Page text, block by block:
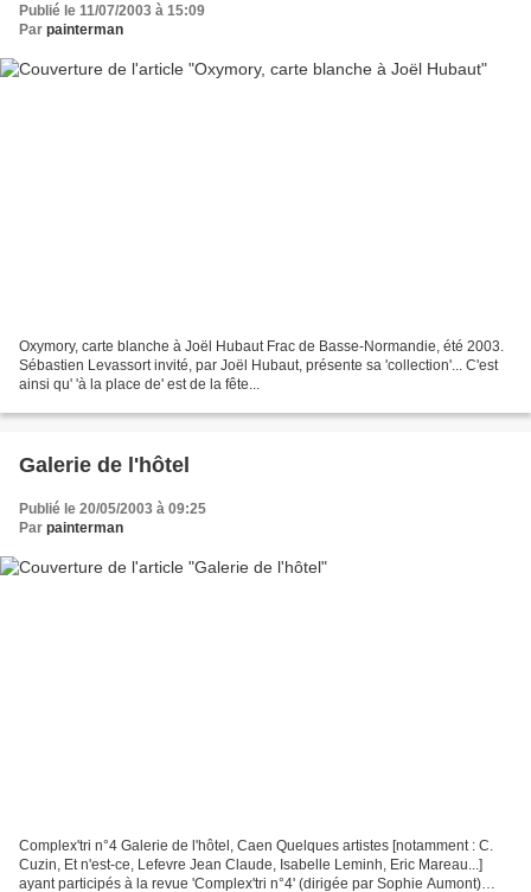
Publié le 11/07/2003 à 15:09
Par painterman
Oxymory, carte blanche à Joël Hubaut Frac de Basse-Normandie, été 2003.
Sébastien Levassort invité, par Joël Hubaut, présente sa 'collection'... C'est
ainsi qu' 'à la place de' est de la fête...
Galerie de l'hôtel
Publié le 20/05/2003 à 09:25
Par painterman
Complex'tri n°4 Galerie de l'hôtel, Caen Quelques artistes [notamment : C.
Cuzin, Et n'est-ce, Lefevre Jean Claude, Isabelle Leminh, Eric Mareau...]
ayant participés à la revue 'Complex'tri n°4' (dirigée par Sophie Aumont)